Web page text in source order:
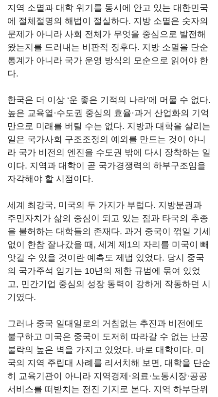
지역 소멸과 대학 위기를 동시에 안고 있는 대한민국
에 절체절명의 해법이 절실하다. 지방 소멸은 숫자의
문제가 아니라 사회 전체가 무엇을 중심으로 발전해
왔는지를 드러내는 비판적 징후다. 지방 소멸을 단순
통계가 아니라 국가 운영 방식의 모순으로 읽어야 한
다.
한국은 더 이상 ‘운 좋은 기적의 나라’에 머물 수 없다.
높은 교육열·수도권 중심의 효율·과거 산업화의 기억
만으로 미래를 버틸 수는 없다. 지방과 대학을 살리는
일은 국가사회 구조조정의 예외를 만드는 것이 아니
라 국가 비전의 엔진을 수도권 밖에 다시 장착하는 일
이다. 지역과 대학이 곧 국가경쟁력의 하부구조임을
자각해야 할 시점이다.
세계 최강국, 미국의 두 가지가 부럽다. 지방분권과
주민자치가 삶의 중심이 되고 있는 점과 타국의 추종
을 불허하는 대학들의 존재다. 과거 중국이 꺾일 기세
없이 한참 잘나갔을 때, 세계 제1의 자리를 미국이 빼
앗길 수 있을 것이란 예측도 제법 있었다. 당시 중국
의 국가주석 임기는 10년의 제한 규범에 묶여 있었
고, 민간기업 중심의 성장 동력이 강하게 작동하던 시
기였다.
그러나 중국 일대일로의 거침없는 추진과 비전에도
불구하고 미국은 중국이 도저히 따라갈 수 없는 난공
불락의 높은 벽을 가지고 있었다. 바로 대학이다. 미
국의 지역 주립대 사례를 리서치해 보면, 대학을 단순
히 교육기관이 아니라 지역경제·의료·노동시장·공공
서비스를 떠받치는 전진 기지로 본다. 지역 하부단위